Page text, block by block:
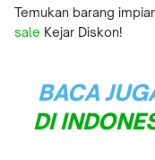
Temukan barang
sale Kejar Diskon!
BACA
DI